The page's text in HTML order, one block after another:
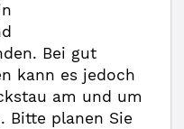
Bei gut
kann es jedoch
am und um
Bitte planen Sie